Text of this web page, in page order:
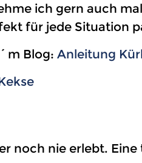
ich gern auch
für jede Situation
Blog: Anleitung
noch nie erlebt.